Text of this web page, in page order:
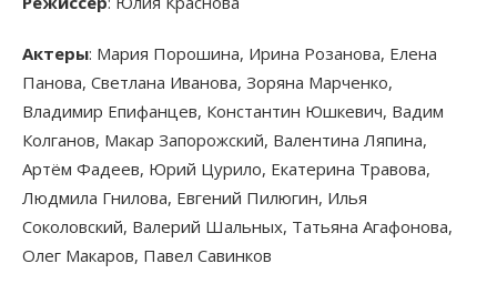
Актеры: Мария Порошина, Ирина Розанова, Елена
Панова, Светлана Иванова, Зоряна Марченко,
Владимир Епифанцев, Константин Юшкевич, Вадим
Колганов, Макар Запорожский, Валентина Ляпина,
Артём Фадеев, Юрий Цурило, Екатерина Травова,
Людмила Гнилова, Евгений Пилюгин, Илья
Соколовский, Валерий Шальных, Татьяна Агафонова,
Олег Макаров, Павел Савинков